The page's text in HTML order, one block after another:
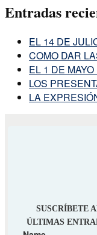
Entradas
EL 14 DE
COMO DAR
EL 1 DE
LOS
LA